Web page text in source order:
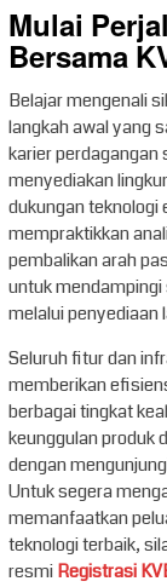
Mulai
Bersama
Belajar mengenali
langkah awal yang
karier perdagangan
menyediakan
dukungan teknologi
mempraktikkan
pembalikan arah
untuk
melalui penyediaan
Seluruh fitur dan
memberikan
berbagai tingkat
keunggulan produk
dengan
Untuk segera
memanfaatkan
teknologi terbaik,
resmiRegistrasi